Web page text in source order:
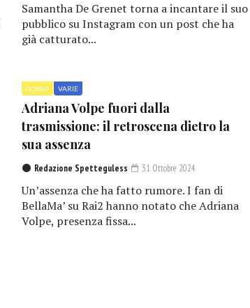
Samantha De Grenet torna a incantare il suo
pubblico su Instagram con un post che ha
già catturato...
GOSSIP VARIE
Adriana Volpe fuori dalla
trasmissione: il retroscena dietro la
sua assenza
Redazione Spetteguless 31 Ottobre 2024
Un’assenza che ha fatto rumore. I fan di
BellaMa’ su Rai2 hanno notato che Adriana
Volpe, presenza fissa...